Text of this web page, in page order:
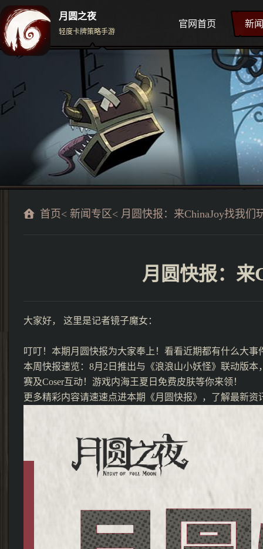
月圆之夜
轻度卡牌策略手游
官网首页 新
首页< 新闻专区< 月圆快报：来ChinaJoy找我们
月圆快报：来
大家好， 这里是记者镜子魔女：
叮叮！本期月圆快报为大家奉上！看看近期都有什么大事
本周快报速览：8月2日推出与《浪浪山小妖怪》联动版
赛及Coser互动！游戏内海王夏日免费皮肤等你来领！
更多精彩内容请速速点进本期《月圆快报》，了解最新资